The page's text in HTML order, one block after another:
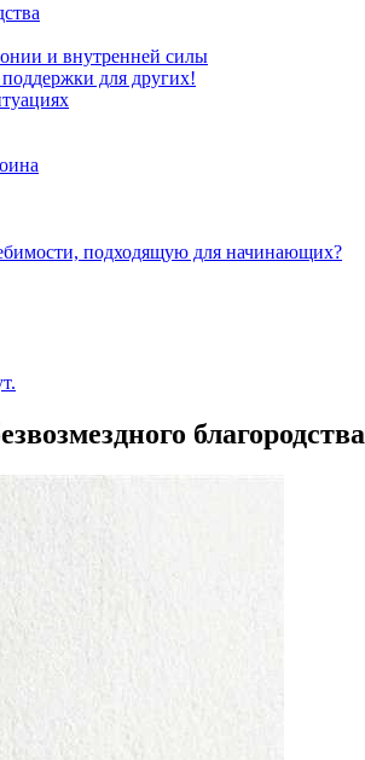
и внутренней силы
для других!
подходящую для начинающих?
благородства